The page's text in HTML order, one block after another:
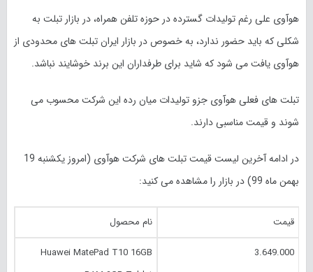
هوآوی علی رغم تولیدات گسترده در حوزه تلفن همراه، در بازار تبلت به
شکلی که باید حضور ندارد، به خصوص در بازار ایران تبلت های محدودی از
هوآوی یافت می شود که شاید برای طرفداران این برند خوشایند نباشد.
تبلت های فعلی هوآوی جزو تولیدات میان رده این شرکت محسوب می
شوند و قیمت مناسبی دارند.
در ادامه آخرین لیست قیمت تبلت های شرکت هوآوی (امروز یکشنبه 19
بهمن ماه 99) در بازار را مشاهده می کنید:
قیمت نام محصول
3.649.000
Huawei MatePad T10 16GB